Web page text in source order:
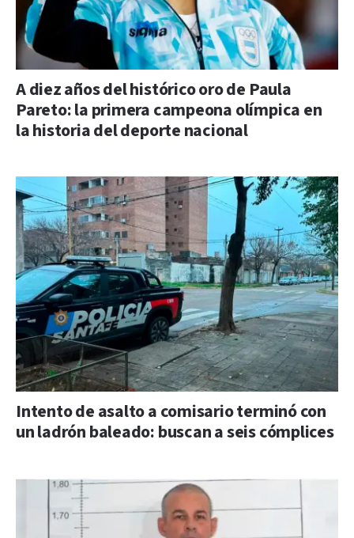
A diez años del histórico oro de Paula
Pareto: la primera campeona olímpica en
la historia del deporte nacional
Intento de asalto a comisario terminó con
un ladrón baleado: buscan a seis cómplices